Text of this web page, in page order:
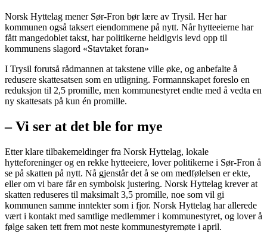
Norsk Hyttelag mener Sør-Fron bør lære av Trysil. Her har
kommunen også taksert eiendommene på nytt. Når hytteeierne har
fått mangedoblet takst, har politikerne heldigvis levd opp til
kommunens slagord «Stavtaket foran»
I Trysil forutså rådmannen at takstene ville øke, og anbefalte å
redusere skattesatsen som en utligning. Formannskapet foreslo en
reduksjon til 2,5 promille, men kommunestyret endte med å vedta en
ny skattesats på kun én promille.
– Vi ser at det ble for mye
Etter klare tilbakemeldinger fra Norsk Hyttelag, lokale
hytteforeninger og en rekke hytteeiere, lover politikerne i Sør-Fron å
se på skatten på nytt. Nå gjenstår det å se om medfølelsen er ekte,
eller om vi bare får en symbolsk justering. Norsk Hyttelag krever at
skatten reduseres til maksimalt 3,5 promille, noe som vil gi
kommunen samme inntekter som i fjor. Norsk Hyttelag har allerede
vært i kontakt med samtlige medlemmer i kommunestyret, og lover å
følge saken tett frem mot neste kommunestyremøte i april.